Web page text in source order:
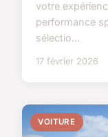
votre
performance
sélectio...
17 février 2026
VOITURE